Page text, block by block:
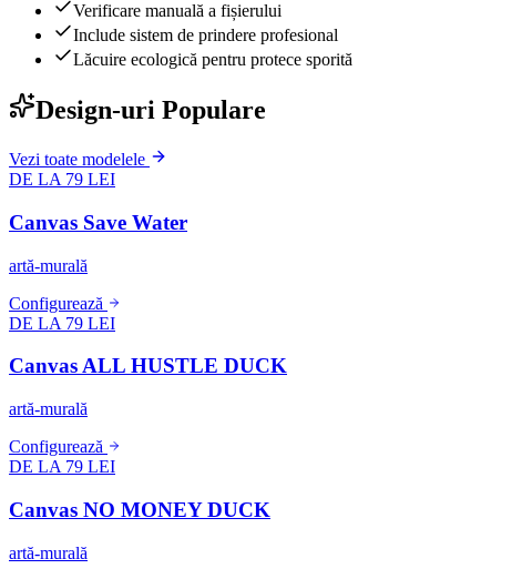
Verificare manuală a fișierului
Include sistem de prindere profesional
Lăcuire ecologică pentru protece sporită
Design-uri Populare
Vezi toate modelele
DE LA 79 LEI
Canvas Save Water
artă-murală
Configurează
DE LA 79 LEI
Canvas ALL HUSTLE DUCK
artă-murală
Configurează
DE LA 79 LEI
Canvas NO MONEY DUCK
artă-murală